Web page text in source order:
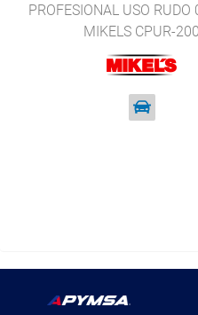
PROFESIONAL USO RUDO
MIKELS CPUR-200